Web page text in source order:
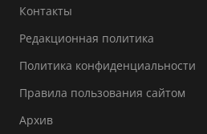
Контакты
Редакционная политика
Политика конфиденциальности
Правила пользования сайтом
Архив